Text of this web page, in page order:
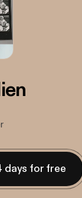
days for free